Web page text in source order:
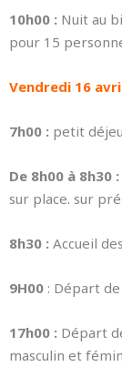
10h00 : Nuit au
pour 15
Vendredi 16
7h00 : petit
De 8h00 à 8h30 :
sur place. sur
8h30 : Accueil
9H00 : Départ
17h00 : Départ
masculin et